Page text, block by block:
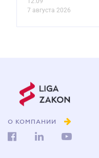
7 августа 2026
О КОМПАНИИ